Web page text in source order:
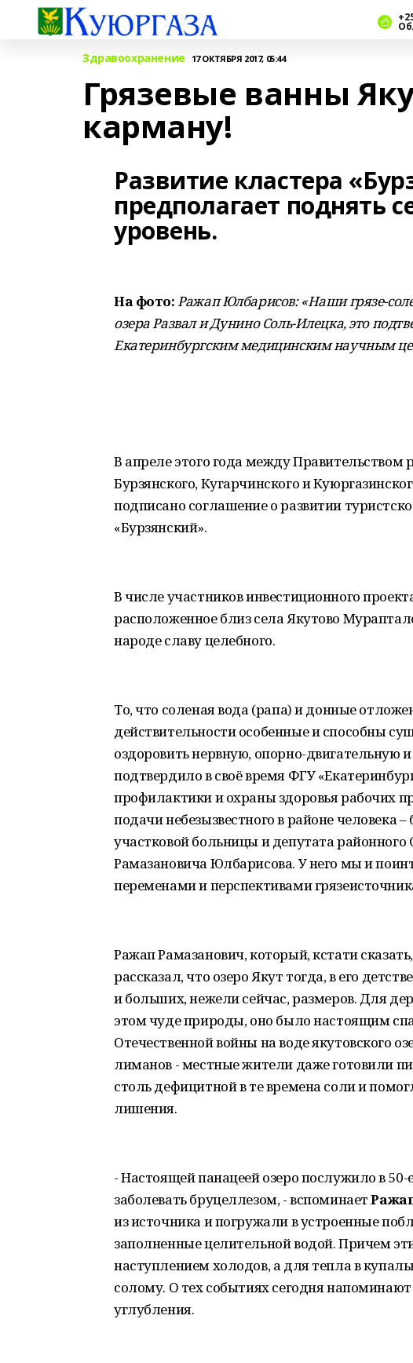
Здравоохранение 17 ОКТЯБРЯ 2017, 05:44
Грязевые ванны
карману!
Развитие кластера
предполагает поднять
уровень.
На фото:Ражап Юлбарисов: «Наши грязе-
озера Развал и Дунино Соль-Илецка, это
Екатеринбургским медицинским научным
В апреле этого года между Правительством
Бурзянского, Кугарчинского и
подписано соглашение о развитии
«Бурзянский».
В числе участников инвестиционного
расположенное близ села Якутово
народе славу целебного.
То, что соленая вода (рапа) и донные
действительности особенные и способны
оздоровить нервную, опорно-двигательную
подтвердило в своё время ФГУ
профилактики и охраны здоровья рабочих
подачи небезызвестного в районе человека
участковой больницы и депутата районного
Рамазановича Юлбарисова. У него мы и
переменами и перспективами
Ражап Рамазанович, который, кстати
рассказал, что озеро Якут тогда, в его
и больших, нежели сейчас, размеров. Для
этом чуде природы, оно было настоящим
Отечественной войны на воде якутовского
лиманов - местные жители даже готовили
столь дефицитной в те времена соли и
лишения.
- Настоящей панацеей озеро послужило в 50-
заболевать бруцеллезом, - вспоминает
из источника и погружали в устроенные
заполненные целительной водой. Причем
наступлением холодов, а для тепла в
солому. О тех событиях сегодня
углубления.